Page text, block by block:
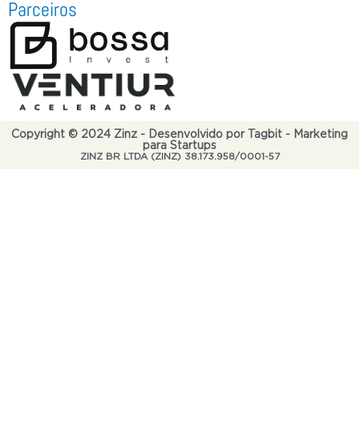
Parceiros
Copyright © 2024 Zinz - Desenvolvido por Tagbit - Marketing
para Startups
ZINZ BR LTDA (ZINZ) 38.173.958/0001-57